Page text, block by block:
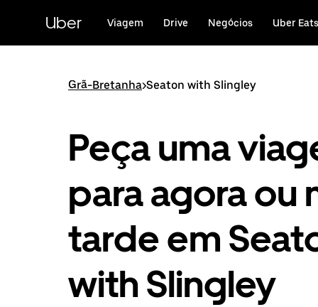
conteúdo
Uber Viagem Drive Negócios Uber Eats
Grã-Bretanha>Seaton with Slingley
Peça uma
para agora ou
tarde em
with Slingley